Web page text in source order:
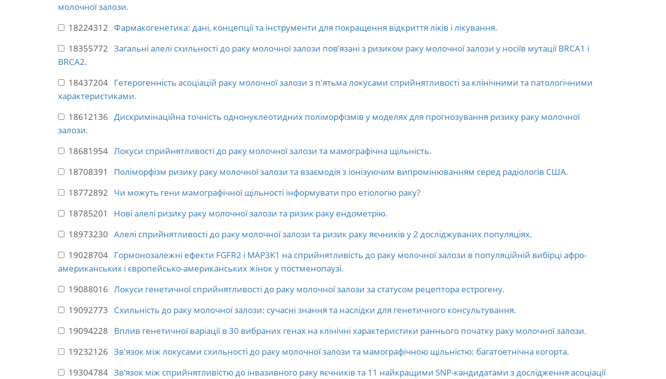
молочної залози.
18224312 Фармакогенетика: дані, концепції та інструменти для покращення відкриття ліків і лікування.
18355772 Загальні алелі схильності до раку молочної залози пов’язані з ризиком раку молочної залози у носіїв мутації BRCA1 і
BRCA2.
18437204 Гетерогенність асоціацій раку молочної залози з п'ятьма локусами сприйнятливості за клінічними та патологічними
характеристиками.
18612136 Дискримінаційна точність однонуклеотидних поліморфізмів у моделях для прогнозування ризику раку молочної
залози.
18681954 Локуси сприйнятливості до раку молочної залози та мамографічна щільність.
18708391 Поліморфізм ризику раку молочної залози та взаємодія з іонізуючим випромінюванням серед радіологів США.
18772892 Чи можуть гени мамографічної щільності інформувати про етіологію раку?
18785201 Нові алелі ризику раку молочної залози та ризик раку ендометрію.
18973230 Алелі сприйнятливості до раку молочної залози та ризик раку яєчників у 2 досліджуваних популяціях.
19028704 Гормонозалежні ефекти FGFR2 і MAP3K1 на сприйнятливість до раку молочної залози в популяційній вибірці афро-
американських і європейсько-американських жінок у постменопаузі.
19088016 Локуси генетичної сприйнятливості до раку молочної залози за статусом рецептора естрогену.
19092773 Схильність до раку молочної залози: сучасні знання та наслідки для генетичного консультування.
19094228 Вплив генетичної варіації в 30 вибраних генах на клінічні характеристики раннього початку раку молочної залози.
19232126 Зв'язок між локусами схильності до раку молочної залози та мамографічною щільністю: багатоетнічна когорта.
19304784 Зв’язок між сприйнятливістю до інвазивного раку яєчників та 11 найкращими SNP-кандидатами з дослідження асоціації